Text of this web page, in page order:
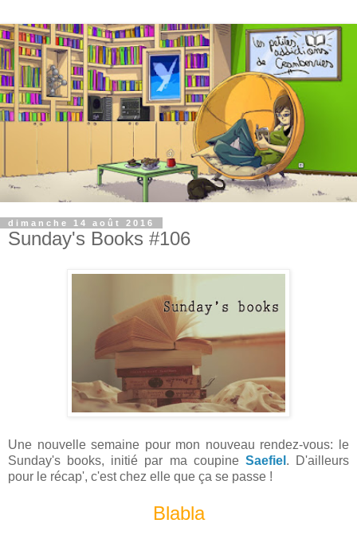
dimanche 14 août 2016
Sunday's Books #106
Une nouvelle semaine pour mon nouveau rendez-vous: le
Sunday's books, initié par ma coupine Saefiel . D'ailleurs
pour le récap', c'est chez elle que ça se passe !
Blabla